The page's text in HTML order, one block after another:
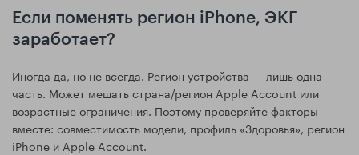
Если поменять регион iPhone, ЭКГ
заработает?
Иногда да, но не всегда. Регион устройства — лишь одна
часть. Может мешать страна/регион Apple Account или
возрастные ограничения. Поэтому проверяйте факторы
вместе: совместимость модели, профиль «Здоровья», регион
iPhone и Apple Account.